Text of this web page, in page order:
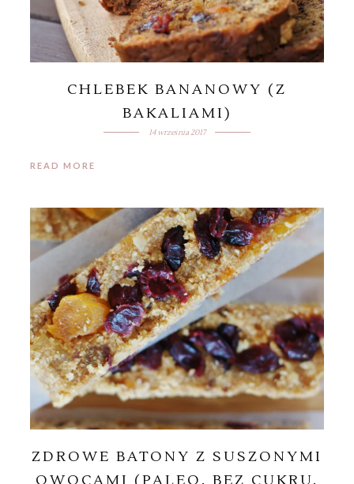
CHLEBEK BANANOWY (Z
BAKALIAMI)
14 września 2017
READ MORE
ZDROWE BATONY Z SUSZONYMI
OWOCAMI (PALEO, BEZ CUKRU,